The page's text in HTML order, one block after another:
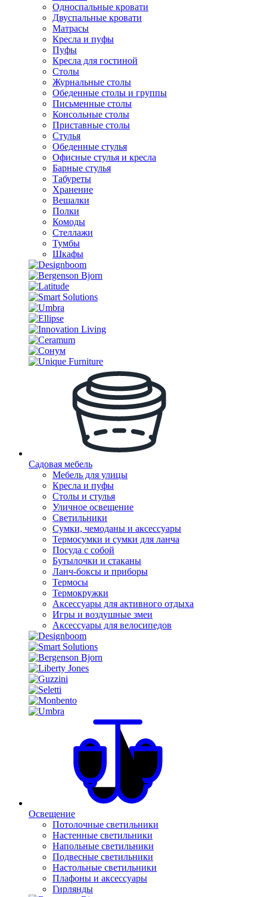
Односпальные кровати
Двуспальные кровати
Матрасы
Кресла и пуфы
Пуфы
Кресла для гостиной
Столы
Журнальные столы
Обеденные столы и группы
Письменные столы
Консольные столы
Приставные столы
Стулья
Обеденные стулья
Офисные стулья и кресла
Барные стулья
Табуреты
Хранение
Вешалки
Полки
Комоды
Стеллажи
Тумбы
Шкафы
Садовая мебель
Мебель для улицы
Кресла и пуфы
Столы и стулья
Уличное освещение
Светильники
Сумки, чемоданы и аксессуары
Термосумки и сумки для ланча
Посуда с собой
Бутылочки и стаканы
Ланч-боксы и приборы
Термосы
Термокружки
Аксессуары для активного отдыха
Игры и воздушные змеи
Аксессуары для велосипедов
Освещение
Потолочные светильники
Настенные светильники
Напольные светильники
Подвесные светильники
Настольные светильники
Плафоны и аксессуары
Гирлянды